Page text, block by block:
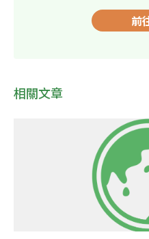
前
相關文章